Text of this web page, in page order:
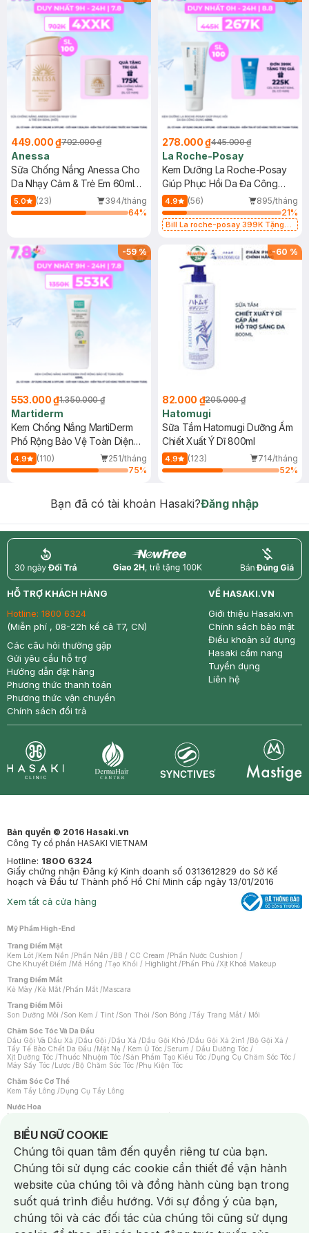
449.000 ₫702.000 ₫
Anessa
Sữa Chống Nắng Anessa Cho
Da Nhạy Cảm & Trẻ Em 60ml
(Mới)
5.0 (23)
394/tháng
64%
278.000 ₫445.000 ₫
La Roche-Posay
Kem Dưỡng La Roche-Posay
Giúp Phục Hồi Da Đa Công
Dụng 40ml
4.9 (56)
895/tháng
21%
Bill La roche-posay 399K Tặng
(SL có hạn)
-59%
553.000 ₫1.350.000 ₫
Martiderm
Kem Chống Nắng MartiDerm
Phổ Rộng Bảo Vệ Toàn Diện
40ml
4.9 (110)
251/tháng
75%
-60 %
82.000 ₫205.000 ₫
Hatomugi
Sữa Tắm Hatomugi Dưỡng Ẩm
Chiết Xuất Ý Dĩ 800ml
4.9 (123)
714/tháng
52%
Bạn đã có tài khoản Hasaki?Đăng nhập
return nowfree price
HỖ TRỢ KHÁCH HÀNG
Hotline: 1800 6324
(Miễn phí , 08-22h kể cả T7, CN)
Các câu hỏi thường gặp
Gửi yêu cầu hỗ trợ
Hướng dẫn đặt hàng
Phương thức thanh toán
Phương thức vận chuyển
Chính sách đổi trả
VỀ HASAKI.VN
Giới thiệu Hasaki.vn
Chính sách bảo mật
Điều khoản sử dụng
Hasaki cẩm nang
Tuyển dụng
Liên hệ
Bản quyền © 2016 Hasaki.vn
Công Ty cổ phần HASAKI VIETNAM
Hotline: 1800 6324
Giấy chứng nhận Đăng ký Kinh doanh số 0313612829 do Sở Kế
hoạch và Đầu tư Thành phố Hồ Chí Minh cấp ngày 13/01/2016
Xem tất cả cửa hàng
Mỹ Phẩm High-End
Trang Điểm Mặt
Kem Lót /Kem Nền /Phấn Nền /BB / CC Cream /Phấn Nước Cushion /
Che Khuyết Điểm /Má Hồng /Tạo Khối / Highlight /Phấn Phủ /Xịt Khoá Makeup
Trang Điểm Mắt
Kẻ Mày /Kẻ Mắt /Phấn Mắt /Mascara
Trang Điểm Môi
Son Dưỡng Môi /Son Kem / Tint /Son Thỏi /Son Bóng /Tẩy Trang Mắt / Môi
Chăm Sóc Tóc Và Da Đầu
Dầu Gội Và Dầu Xả /Dầu Gội /Dầu Xả /Dầu Gội Khô /Dầu Gội Xả 2in1 /Bộ Gội Xả /
Tẩy Tế Bào Chết Da Đầu /Mặt Nạ / Kem Ủ Tóc /Serum / Dầu Dưỡng Tóc /
Xịt Dưỡng Tóc /Thuốc Nhuộm Tóc /Sản Phẩm Tạo Kiểu Tóc /Dụng Cụ Chăm Sóc Tóc /
Máy Sấy Tóc /Lược /Bộ Chăm Sóc Tóc /Phụ Kiện Tóc
Chăm Sóc Cơ Thể
Kem Tẩy Lông /Dụng Cụ Tẩy Lông
Nước Hoa
Nước Hoa Nữ
Chăm Sóc Cá Nhân
Chống Muỗi /Khẩu Trang /Máy Massage/Mặt Nạ Xông Hơi /Nước Rửa Tay/
Sản Phẩm Chăm Sóc Khác /Bàn Chải Đánh Răng /Bàn Chải Điện/
Hỗ Trợ Trắng Răng/Kem Đánh Răng /Máy Tăm Nước/ Nước Súc Miệng/
Tăm / Chỉ Nha Khoa/ Xịt Thơm Miệng / Dung Dịch Vệ Sinh/Dưỡng Vùng Kín/
Khăn Ướt Vệ Sinh Vùng Kín/Băng Vệ Sinh/Tampon/Bọt Cạo Râu /Dao Cạo Râu/
Máy Cạo Râu
Vấn Đề Về Da
Da Dầu / Lỗ Chân Lông To/ Da Khô / Mất Nước/ Da Lão Hóa/ Da Mụn/
Da Nhạy Cảm / Kích Ứng
Da Xỉn Màu Thâm / Nám / Tàn Nhang
BIỂU NGỮ COOKIE
Notice about cookies usage
Chúng tôi quan tâm đến quyền riêng tư của bạn.
Chúng tôi sử dụng các cookie cần thiết để vận hành
website của chúng tôi và đồng hành cùng bạn trong
suốt quá trình điều hướng. Với sự đồng ý của bạn,
chúng tôi và các đối tác của chúng tôi cũng sử dụng